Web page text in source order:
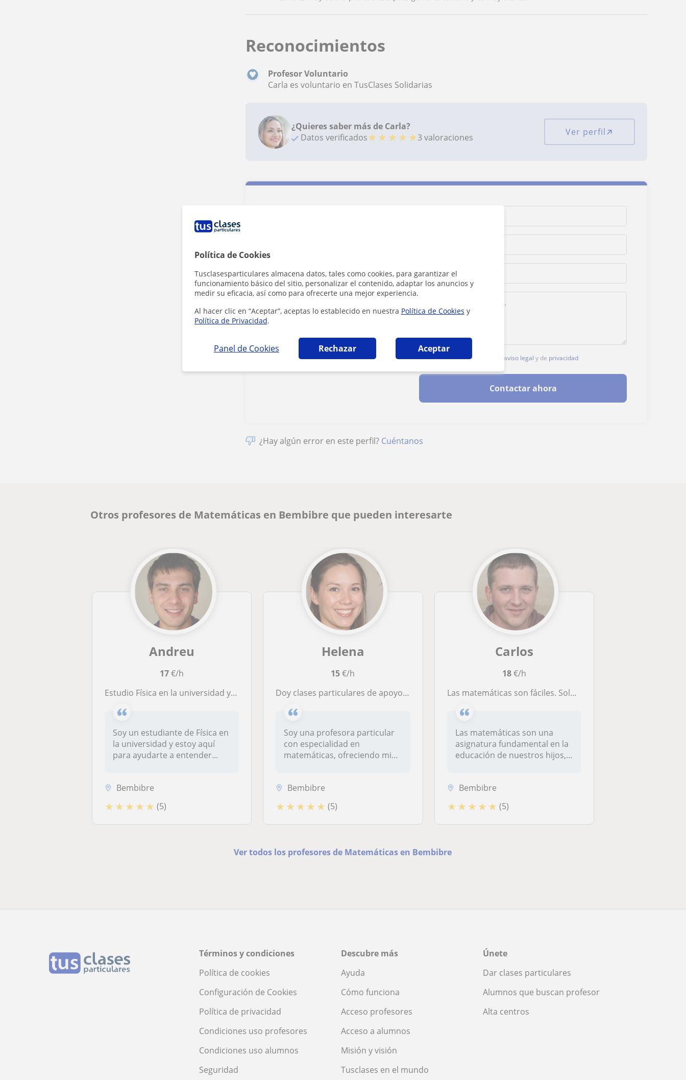
Política de Cookies
Tusclasesparticulares almacena datos, tales como cookies, para garantizar el
funcionamiento básico del sitio, personalizar el contenido, adaptar los anuncios y
medir su eficacia, así como para ofrecerte una mejor experiencia.
Al hacer clic en “Aceptar”, aceptas lo establecido en nuestra Política de Cookies y
Política de Privacidad.
Panel de Cookies Rechazar Aceptar
Reconocimientos
Profesor Voluntario
Carla es voluntario en TusClases Solidarias
¿Quieres saber más de Carla?
Datos verificados★ ★ ★ ★ ★3 valoraciones Ver perfil
Al hacer clic, aceptas nuestro aviso legal y de privacidad
Contactar ahora
¿Hay algún error en este perfil? Cuéntanos
Otros profesores de Matemáticas en Bembibre que pueden interesarte
Andreu
17€/h
Estudio Física en la universidad y quiero ayudarte a entender matemáticas con clases particulares.
Soy un estudiante de Física en
la universidad y estoy aquí
para ayudarte a entender...
Bembibre
★ ★ ★ ★ ★ (5)
Helena
15€/h
Doy clases particulares de apoyo escolar para estudiantes de diferentes niveles educativos
Soy una profesora particular
con especialidad en
matemáticas, ofreciendo mis
Bembibre
★ ★ ★ ★ ★ (5)
Carlos
18€/h
Las matemáticas son fáciles. Solo necesitas una buena profesora particular.
Las matemáticas son una
asignatura fundamental en la
educación de nuestros hijos,
Bembibre
★ ★ ★ ★ ★ (5)
Ver todos los profesores de Matemáticas en Bembibre
Términos y condiciones
Política de cookies
Configuración de Cookies
Política de privacidad
Condiciones uso profesores
Condiciones uso alumnos
Seguridad
Descubre más
Ayuda
Cómo funciona
Acceso profesores
Acceso a alumnos
Misión y visión
Tusclases en el mundo
Únete
Dar clases particulares
Alumnos que buscan profesor
Alta centros